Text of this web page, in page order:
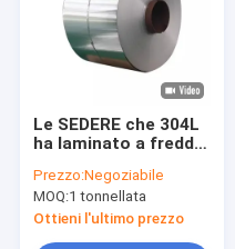
Le SEDERE che 304L
ha laminato a freddo
inossidabile, il bordo
del mulino hanno
lucidato la bobina di
acciaio inossidabile
Prezzo:Negoziabile
MOQ:1 tonnellata
Ottieni l'ultimo prezzo